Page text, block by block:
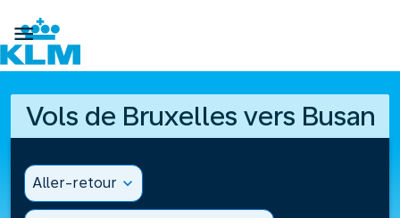

Vols de Bruxelles vers Busan
Aller-retour expand_more